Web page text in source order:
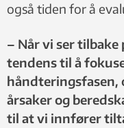
også tiden for å
– Når vi ser tilbake
tendens til å
håndteringsfasen,
årsaker og
til at vi innfører